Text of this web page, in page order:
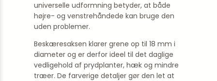
universelle udformning betyder, at både
højre- og venstrehåndede kan bruge den
uden problemer.
Beskæresaksen klarer grene op til 18 mm i
diameter og er derfor ideel til det daglige
vedligehold af prydplanter, hæk og mindre
træer. De farverige detaljer gør den let at